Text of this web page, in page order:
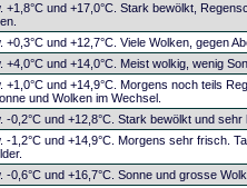
+1,8°C und +17,0°C. Stark bewölkt,
+0,3°C und +12,7°C. Viele Wolken, gegen
+4,0°C und +14,0°C. Meist wolkig, wenig
+1,0°C und +14,9°C. Morgens noch teils
und Wolken im Wechsel.
-0,2°C und +12,8°C. Stark bewölkt und sehr
-1,2°C und +14,9°C. Morgens sehr frisch.
-0,6°C und +16,7°C. Sonne und grosse